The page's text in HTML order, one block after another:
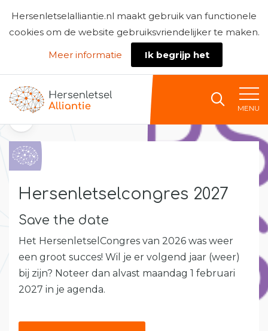
Hersenletselalliantie.nl maakt gebruik van functionele
cookies om de website gebruiksvriendelijker te maken.
Meer informatie
Ik begrijp het
Naar home
MENU
Terug naar het overzicht
Hersenletselcongres 2027
Save the date
Het HersenletselCongres van 2026 was weer
een groot succes! Wil je er volgend jaar (weer)
bij zijn? Noteer dan alvast maandag 1 februari
2027 in je agenda.